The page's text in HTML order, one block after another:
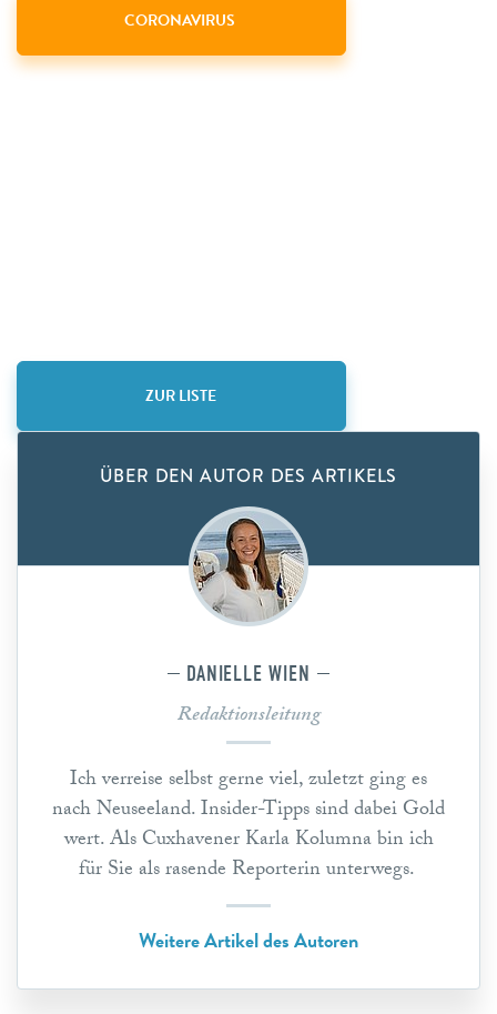
CORONAVIRUS
ZUR LISTE
ÜBER DEN AUTOR DES ARTIKELS
DANIELLE WIEN
Redaktionsleitung
Ich verreise selbst gerne viel, zuletzt ging es
nach Neuseeland. Insider-Tipps sind dabei Gold
wert. Als Cuxhavener Karla Kolumna bin ich
für Sie als rasende Reporterin unterwegs.
Weitere Artikel des Autoren